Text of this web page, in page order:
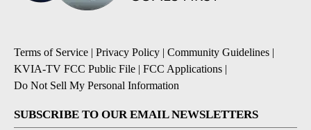
Terms of Service | Privacy Policy | Community Guidelines |
KVIA-TV FCC Public File | FCC Applications |
Do Not Sell My Personal Information
SUBSCRIBE TO OUR EMAIL NEWSLETTERS